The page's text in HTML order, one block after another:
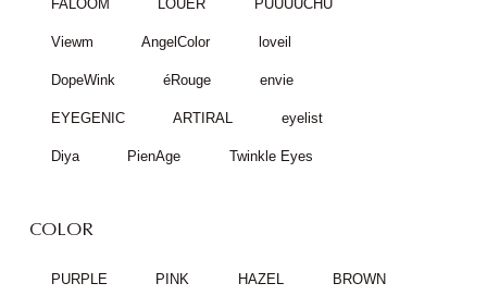
FALOOM LOUER PUUUUCHU
Viewm AngelColor loveil
DopeWink éRouge envie
EYEGENIC ARTIRAL eyelist
Diya PienAge Twinkle Eyes
COLOR
PURPLE PINK HAZEL BROWN